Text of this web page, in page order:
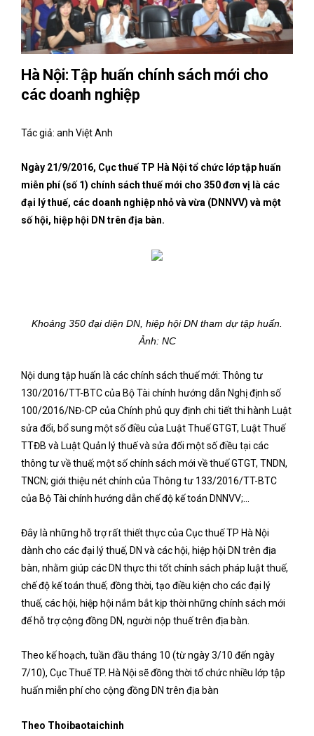
Hà Nội: Tập huấn chính sách mới cho
các doanh nghiệp
Tác giả: anh Việt Anh
Ngày 21/9/2016, Cục thuế TP Hà Nội tổ chức lớp tập huấn
miễn phí (số 1) chính sách thuế mới cho 350 đơn vị là các
đại lý thuế, các doanh nghiệp nhỏ và vừa (DNNVV) và một
số hội, hiệp hội DN trên địa bàn.
Khoảng 350 đại diện DN, hiệp hội DN tham dự tập huấn.
Ảnh: NC
Nội dung tập huấn là các chính sách thuế mới: Thông tư
130/2016/TT-BTC của Bộ Tài chính hướng dẫn Nghị định số
100/2016/NĐ-CP của Chính phủ quy định chi tiết thi hành Luật
sửa đổi, bổ sung một số điều của Luật Thuế GTGT, Luật Thuế
TTĐB và Luật Quản lý thuế và sửa đổi một số điều tại các
thông tư về thuế; một số chính sách mới về thuế GTGT, TNDN,
TNCN; giới thiệu nét chính của Thông tư 133/2016/TT-BTC
của Bộ Tài chính hướng dẫn chế độ kế toán DNNVV;…
Đây là những hỗ trợ rất thiết thực của Cục thuế TP Hà Nội
dành cho các đại lý thuế, DN và các hội, hiệp hội DN trên địa
bàn, nhằm giúp các DN thực thi tốt chính sách pháp luật thuế,
chế độ kế toán thuế; đồng thời, tạo điều kiện cho các đại lý
thuế, các hội, hiệp hội nắm bắt kịp thời những chính sách mới
để hỗ trợ cộng đồng DN, người nộp thuế trên địa bàn.
Theo kế hoạch, tuần đầu tháng 10 (từ ngày 3/10 đến ngày
7/10), Cục Thuế TP. Hà Nội sẽ đồng thời tổ chức nhiều lớp tập
huấn miễn phí cho cộng đồng DN trên địa bàn
Theo Thoibaotaichinh